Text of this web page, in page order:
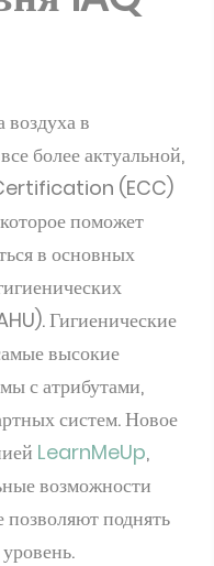
воздуха в
более актуальной,
(ECC)
поможет
в основных
Гигиенические
высокие
с атрибутами,
систем. Новое
LearnMeUp,
возможности
позволяют поднять